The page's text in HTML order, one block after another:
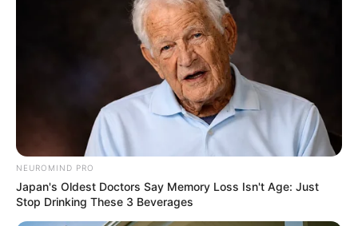
’90s TV Icons Who Faded Out Of Hollywood
BRAINBERRIES
NEUROMIND PRO
Japan's Oldest Doctors Say Memory Loss Isn't Age: Just
Stop Drinking These 3 Beverages